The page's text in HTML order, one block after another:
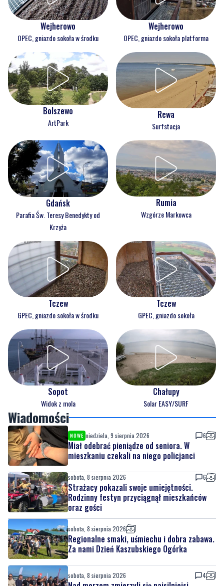
Wejherowo
OPEC, gniazdo sokoła w środku
Wejherowo
OPEC, gniazdo sokoła platforma
Bolszewo
ArtPark
Rewa
Surfstacja
Gdańsk
Parafia Św. Teresy Benedykty od
Krzyża
Rumia
Wzgórze Markowca
Tczew
GPEC, gniazdo sokoła w środku
Tczew
GPEC, gniazdo sokoła
Sopot
Widok z mola
Chałupy
Solar EASY/SURF
Wiadomości
NOWE niedziela, 9 sierpnia 2026 6
Miał odebrać pieniądze od seniora. W
mieszkaniu czekali na niego policjanci
sobota, 8 sierpnia 2026 6
Strażacy pokazali swoje umiejętności.
Rodzinny festyn przyciągnął mieszkańców
oraz gości
sobota, 8 sierpnia 2026
Regionalne smaki, uśmiechu i dobra zabawa.
Za nami Dzień Kaszubskiego Ogórka
sobota, 8 sierpnia 2026 4